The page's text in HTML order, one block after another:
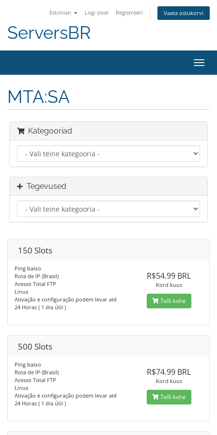
Estonian Logi sisse Registreeri Vaata ostukorvi
ServersBR
MTA:SA
Kategooriad
Tegevused
150 Slots
Ping baixo
Rota de IP (Brasil)
Acesso Total FTP
Linux
Ativação e configuração podem levar até
24 Horas ( 1 dia útil )
R$54.99 BRL
Kord kuus
Telli kohe
500 Slots
Ping baixo
Rota de IP (Brasil)
Acesso Total FTP
Linux
Ativação e configuração podem levar até
24 Horas ( 1 dia útil )
R$74.99 BRL
Kord kuus
Telli kohe